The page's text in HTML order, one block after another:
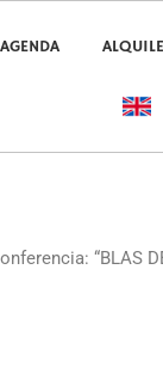
AGENDA
“BLAS